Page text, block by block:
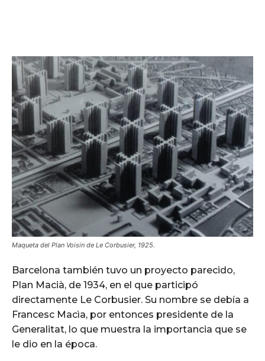
Maqueta del Plan Voisin de Le Corbusier, 1925.
Barcelona también tuvo un proyecto parecido,
Plan Macià, de 1934, en el que participó
directamente Le Corbusier. Su nombre se debía a
Francesc Macìa, por entonces presidente de la
Generalitat, lo que muestra la importancia que se
le dio en la época.